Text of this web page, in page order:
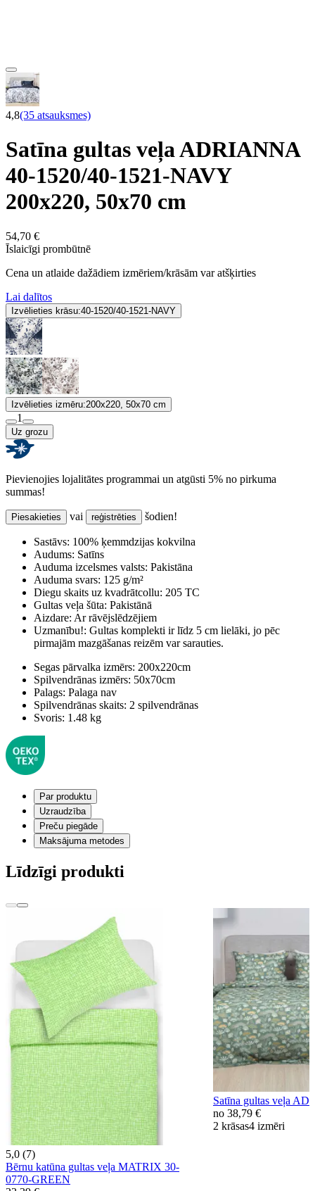
4,8(35 atsauksmes)
Satīna gultas veļa ADRIANNA
40-1520/40-1521-NAVY
200x220, 50x70 cm
54,70 €
Īslaicīgi prombūtnē
Cena un atlaide dažādiem izmēriem/krāsām var atšķirties
Lai dalītos
Izvēlieties krāsu:40-1520/40-1521-NAVY
Izvēlieties izmēru:200x220, 50x70 cm
1
Uz grozu
Pievienojies lojalitātes programmai un atgūsti 5% no pirkuma
summas!
Piesakieties vai reģistrēties šodien!
Sastāvs: 100% ķemmdzijas kokvilna
Audums: Satīns
Auduma izcelsmes valsts: Pakistāna
Auduma svars: 125 g/m²
Diegu skaits uz kvadrātcollu: 205 TC
Gultas veļa šūta: Pakistānā
Aizdare: Ar rāvējslēdzējiem
Uzmanību!: Gultas komplekti ir līdz 5 cm lielāki, jo pēc
pirmajām mazgāšanas reizēm var sarauties.
Segas pārvalka izmērs: 200x220cm
Spilvendrānas izmērs: 50x70cm
Palags: Palaga nav
Spilvendrānas skaits: 2 spilvendrānas
Svoris: 1.48 kg
Par produktu
Uzraudzība
Preču piegāde
Maksājuma metodes
Līdzīgi produkti
5,0 (7)
Bērnu katūna gultas veļa MATRIX 30-
0770-GREEN
Satīna gultas veļa
no 38,79 €
2 krāsas4 izmēri